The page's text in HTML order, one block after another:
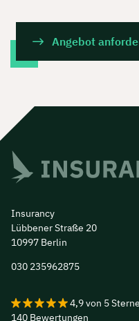
Angebot
Insurancy
Lübbener Straße 20
10997 Berlin
030 235962875
4,9von 5
140 Bewertungen